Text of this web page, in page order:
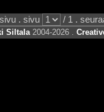
. sivu / 1 .
Siltala2004-2026 .